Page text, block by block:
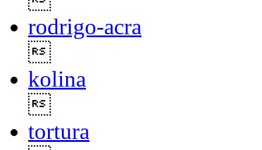
rodrigo-acra
kolina
tortura